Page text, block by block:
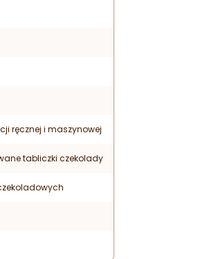
ręcznej i maszynowej
tabliczki czekolady